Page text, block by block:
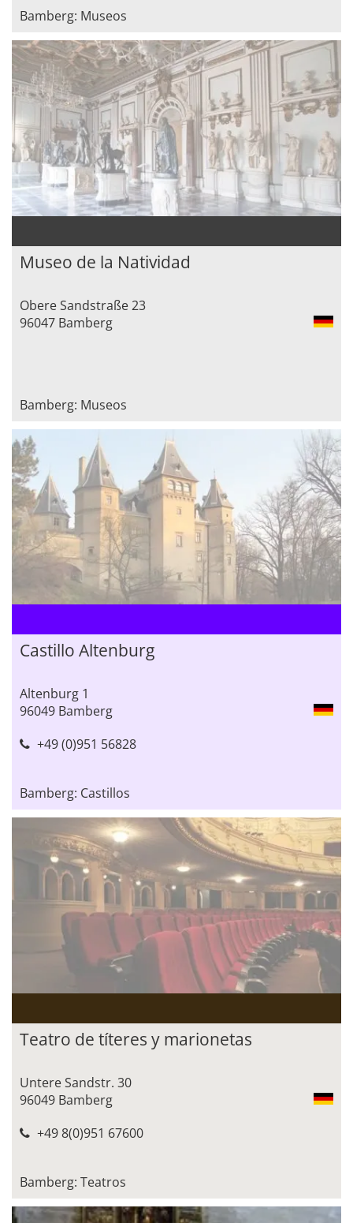
Bamberg: Museos
Museo de la Natividad
Obere Sandstraße 23
96047 Bamberg
Bamberg: Museos
Castillo Altenburg
Altenburg 1
96049 Bamberg
+49 (0)951 56828
Bamberg: Castillos
Teatro de títeres y marionetas
Untere Sandstr. 30
96049 Bamberg
+49 8(0)951 67600
Bamberg: Teatros